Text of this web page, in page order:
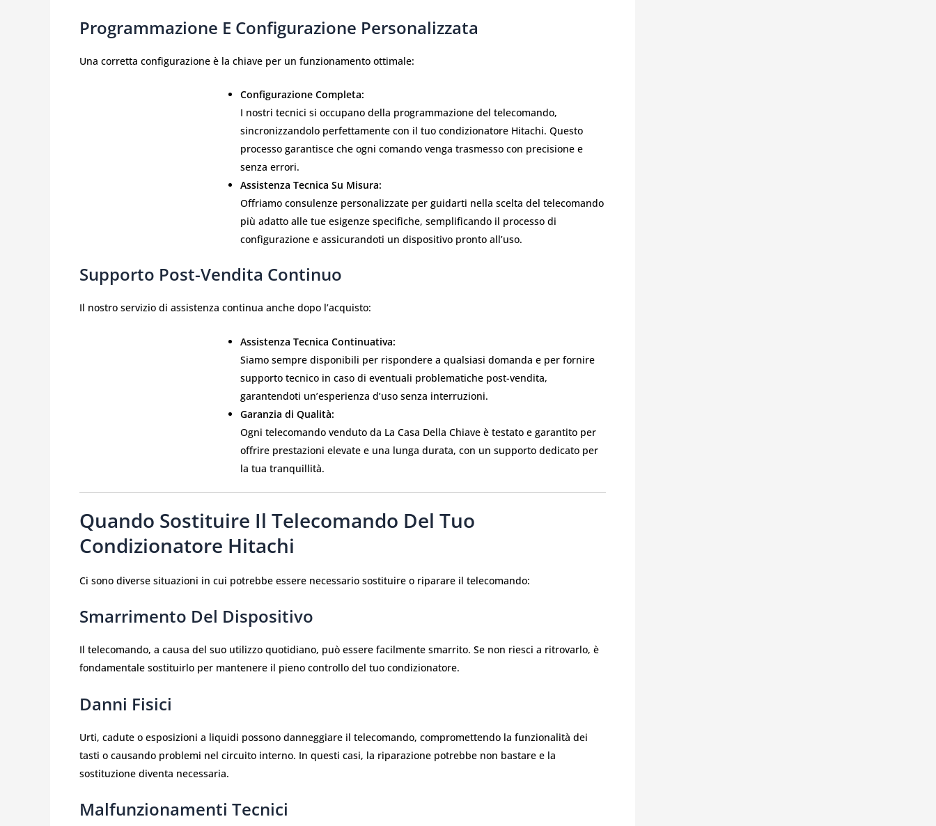
Programmazione E Configurazione Personalizzata
Una corretta configurazione è la chiave per un funzionamento ottimale:
Configurazione Completa:
I nostri tecnici si occupano della programmazione del telecomando,
sincronizzandolo perfettamente con il tuo condizionatore Hitachi. Questo
processo garantisce che ogni comando venga trasmesso con precisione e
senza errori.
Assistenza Tecnica Su Misura:
Offriamo consulenze personalizzate per guidarti nella scelta del telecomando
più adatto alle tue esigenze specifiche, semplificando il processo di
configurazione e assicurandoti un dispositivo pronto all’uso.
Supporto Post-Vendita Continuo
Il nostro servizio di assistenza continua anche dopo l’acquisto:
Assistenza Tecnica Continuativa:
Siamo sempre disponibili per rispondere a qualsiasi domanda e per fornire
supporto tecnico in caso di eventuali problematiche post-vendita,
garantendoti un’esperienza d’uso senza interruzioni.
Garanzia di Qualità:
Ogni telecomando venduto da La Casa Della Chiave è testato e garantito per
offrire prestazioni elevate e una lunga durata, con un supporto dedicato per
la tua tranquillità.
Quando Sostituire Il Telecomando Del Tuo
Condizionatore Hitachi
Ci sono diverse situazioni in cui potrebbe essere necessario sostituire o riparare il telecomando:
Smarrimento Del Dispositivo
Il telecomando, a causa del suo utilizzo quotidiano, può essere facilmente smarrito. Se non riesci a ritrovarlo, è
fondamentale sostituirlo per mantenere il pieno controllo del tuo condizionatore.
Danni Fisici
Urti, cadute o esposizioni a liquidi possono danneggiare il telecomando, compromettendo la funzionalità dei
tasti o causando problemi nel circuito interno. In questi casi, la riparazione potrebbe non bastare e la
sostituzione diventa necessaria.
Malfunzionamenti Tecnici